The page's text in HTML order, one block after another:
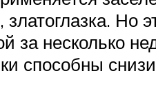
за несколько
способны